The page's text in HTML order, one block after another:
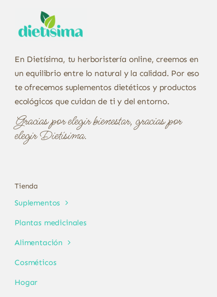
En Dietísima, tu herboristería online, creemos en
un equilibrio entre lo natural y la calidad. Por eso
te ofrecemos suplementos dietéticos y productos
ecológicos que cuidan de ti y del entorno.
Gracias por elegir bienestar, gracias por
elegir Dietísima.
Tienda
Suplementos
Plantas medicinales
Alimentación
Cosméticos
Hogar